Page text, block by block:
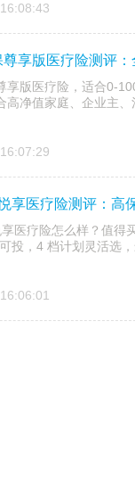
享版医疗险测评
享版医疗险，适合0-
高净值家庭、企业主
享医疗险测评：高
医疗险怎么样？值得
投，4 档计划灵活选